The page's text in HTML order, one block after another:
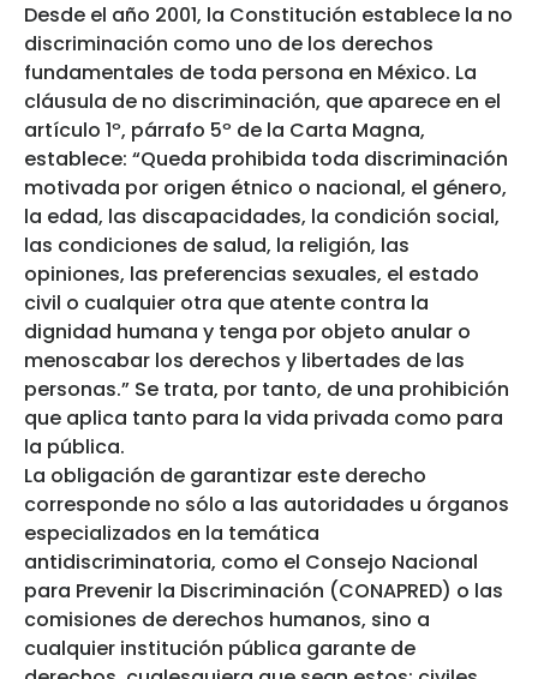
Desde el año 2001, la Constitución establece la no
discriminación como uno de los derechos
fundamentales de toda persona en México. La
cláusula de no discriminación, que aparece en el
artículo 1º, párrafo 5º de la Carta Magna,
establece: “Queda prohibida toda discriminación
motivada por origen étnico o nacional, el género,
la edad, las discapacidades, la condición social,
las condiciones de salud, la religión, las
opiniones, las preferencias sexuales, el estado
civil o cualquier otra que atente contra la
dignidad humana y tenga por objeto anular o
menoscabar los derechos y libertades de las
personas.” Se trata, por tanto, de una prohibición
que aplica tanto para la vida privada como para
la pública.
La obligación de garantizar este derecho
corresponde no sólo a las autoridades u órganos
especializados en la temática
antidiscriminatoria, como el Consejo Nacional
para Prevenir la Discriminación (CONAPRED) o las
comisiones de derechos humanos, sino a
cualquier institución pública garante de